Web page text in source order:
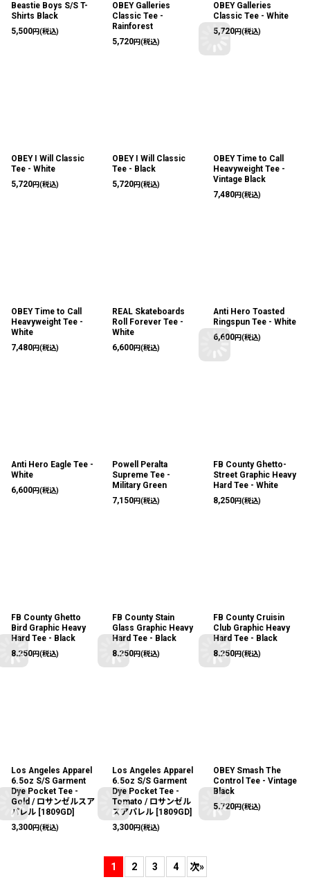
Beastie Boys S/S T-
Shirts Black
5,500円(税込)
OBEY Galleries
Classic Tee -
Rainforest
5,720円(税込)
OBEY Galleries
Classic Tee - White
5,720円(税込)
OBEY I Will Classic
Tee - White
5,720円(税込)
OBEY I Will Classic
Tee - Black
5,720円(税込)
OBEY Time to Call
Heavyweight Tee -
Vintage Black
7,480円(税込)
OBEY Time to Call
Heavyweight Tee -
White
7,480円(税込)
REAL Skateboards
Roll Forever Tee -
White
6,600円(税込)
Anti Hero Toasted
Ringspun Tee - White
6,600円(税込)
Anti Hero Eagle Tee -
White
6,600円(税込)
Powell Peralta
Supreme Tee -
Military Green
7,150円(税込)
FB County Ghetto-
Street Graphic Heavy
Hard Tee - White
8,250円(税込)
FB County Ghetto
Bird Graphic Heavy
Hard Tee - Black
8,250円(税込)
FB County Stain
Glass Graphic Heavy
Hard Tee - Black
8,250円(税込)
FB County Cruisin
Club Graphic Heavy
Hard Tee - Black
8,250円(税込)
Los Angeles Apparel
6.5oz S/S Garment
Dye Pocket Tee -
Gold / ロサンゼルスア
パレル [1809GD]
3,300円(税込)
Los Angeles Apparel
6.5oz S/S Garment
Dye Pocket Tee -
Tomato / ロサンゼル
スアパレル [1809GD]
3,300円(税込)
OBEY Smash The
Control Tee - Vintage
Black
5,720円(税込)
1 2 3 4 次»